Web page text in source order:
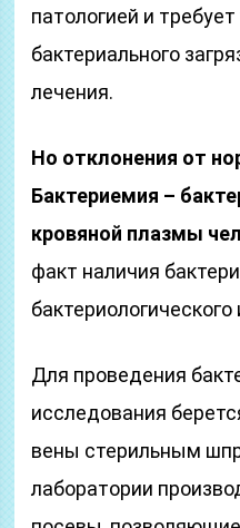
патологией и
бактериального
лечения.
Но отклонения от
Бактериемия –
кровяной плазмы
факт наличия
Для проведения
исследования
вены стерильным
лаборатории